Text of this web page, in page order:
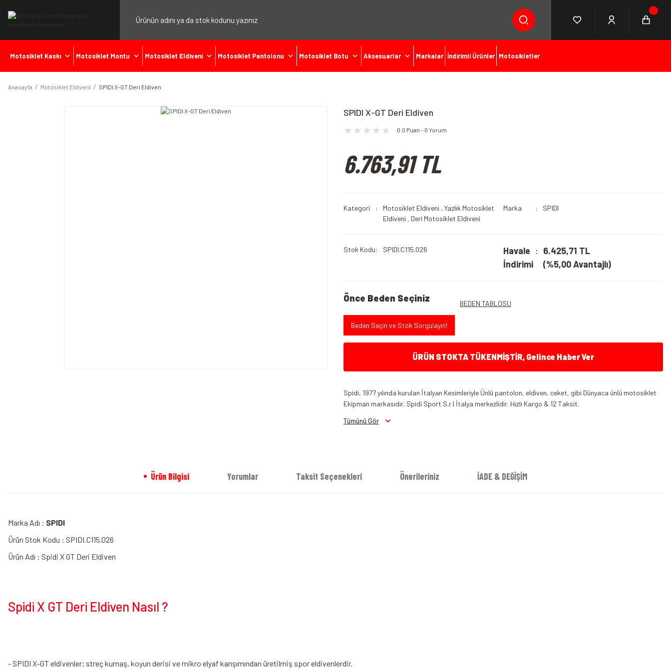
Motosiklet Kaskı Motosiklet Montu Motosiklet Eldiveni Motosiklet Pantolonu Motosiklet Botu Aksesuarlar Markalar İndirimli Ürünler Motosikletler
Anasayfa Motosiklet Eldiveni SPIDI X-GT Deri Eldiven
SPIDI X-GT Deri Eldiven
0.0 Puan - 0 Yorum
6.763,91 TL
Kategori Motosiklet Eldiveni , Yazlık Motosiklet
Eldiveni , Deri Motosiklet Eldiveni
Marka SPIDI
Stok Kodu SPIDI.C115.026
Havale
İndirimi
6.425,71 TL
(%5,00 Avantajlı)
Önce Beden Seçiniz BEDEN TABLOSU
Beden Seçin ve Stok Sorgulayın!
ÜRÜN STOKTA TÜKENMİŞTİR, Gelince Haber Ver
Spidi, 1977 yılında kurulan İtalyan Kesimleriyle Ünlü pantolon, eldiven, ceket, gibi Dünyaca ünlü motosiklet
Ekipman markasıdır. Spidi Sport S.r.l İtalya merkezlidir. Hızlı Kargo & 12 Taksit.
Tümünü Gör
Ürün Bilgisi Yorumlar Taksit Seçenekleri Önerileriniz İADE & DEĞİŞİM
Marka Adı : SPIDI
Ürün Stok Kodu : SPIDI.C115.026
Ürün Adı : Spidi X GT Deri Eldiven
Spidi X GT Deri Eldiven Nasıl ?
- SPIDI X-GT eldivenler; streç kumaş, koyun derisi ve mikro elyaf karışımından üretilmiş spor eldivenlerdir.